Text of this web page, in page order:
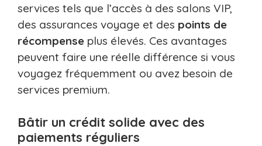
services tels que l’accès à des salons VIP,
des assurances voyage et des points de
récompense plus élevés. Ces avantages
peuvent faire une réelle différence si vous
voyagez fréquemment ou avez besoin de
services premium.
Bâtir un crédit solide avec des
paiements réguliers